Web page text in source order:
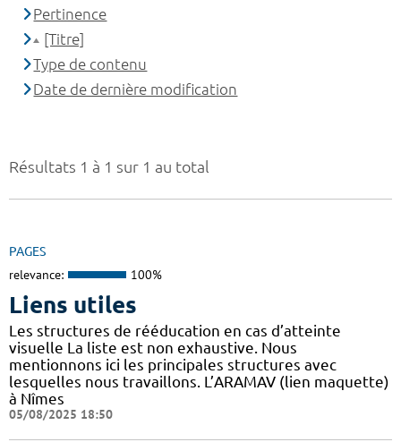
Résultats 1 à 1 sur 1 au total
PAGES
relevance: 100%
Liens utiles
Les structures de rééducation en cas d’atteinte
visuelle La liste est non exhaustive. Nous
mentionnons ici les principales structures avec
lesquelles nous travaillons. L’ARAMAV (lien maquette)
à Nîmes
05/08/2025 18:50
Pertinence
[Titre]
Type de contenu
Date de dernière modification